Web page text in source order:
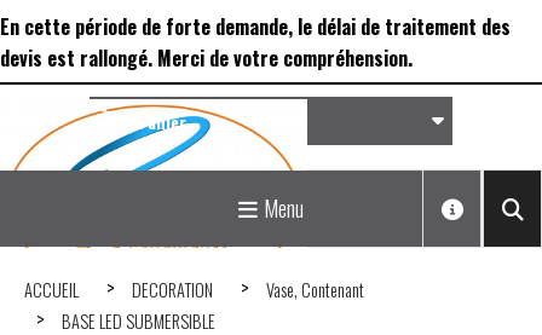
En cette période de forte demande, le délai de traitement des
devis est rallongé. Merci de votre compréhension.
Matériel de réception &
Déco...
Panier
Menu
ACCUEIL DECORATION
Vase, Contenant
BASE LED SUBMERSIBLE